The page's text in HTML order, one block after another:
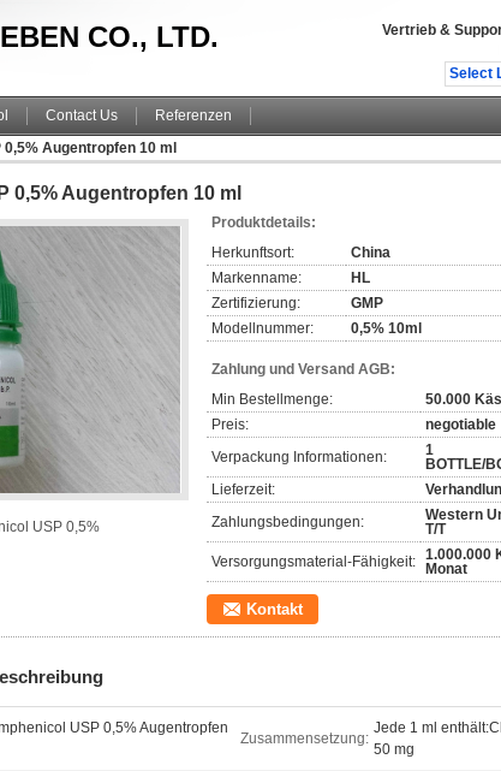
CO., LTD. Vertrieb &
Select
Contact Us
Referenzen
Augentropfen 10 ml
0,5% Augentropfen 10 ml
USP 0,5%
Produktdetails:
Herkunftsort:
China
Markenname:
HL
Zertifizierung:
GMP
Modellnummer:
0,5% 10ml
Zahlung und Versand AGB:
Min Bestellmenge:
50.000
Preis:
negotiable
Verpackung Informationen:
1
BOTTLE/
Lieferzeit:
Zahlungsbedingungen:
Western
T/T
Versorgungsmaterial-Fähigkeit: 1.000.000
Monat
Kontakt
USP 0,5% Augentropfen
Zusammensetzung:
Jede 1 ml
50 mg